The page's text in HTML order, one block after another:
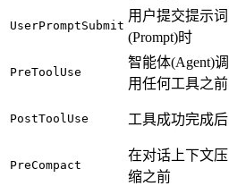
UserPromptSubmit
用户提交提示词
(Prompt)时
PreToolUse
智能体(Agent)调
用任何工具之前
PostToolUse 工具成功完成后
PreCompact
在对话上下文压
缩之前